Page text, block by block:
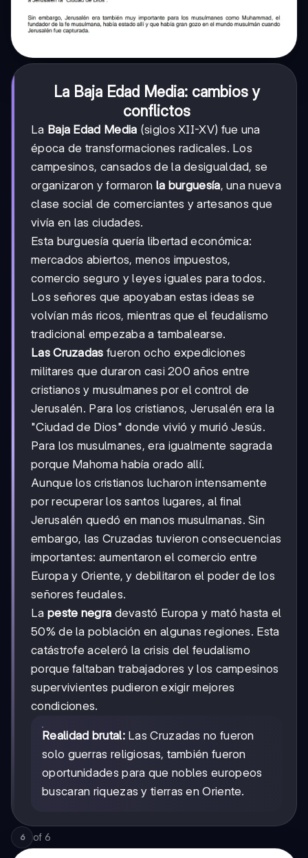
La Baja Edad Media: cambios y
conflictos
La Baja Edad Media (siglos XII-XV) fue una
época de transformaciones radicales. Los
campesinos, cansados de la desigualdad, se
organizaron y formaron la burguesía, una nueva
clase social de comerciantes y artesanos que
vivía en las ciudades.
Esta burguesía quería libertad económica:
mercados abiertos, menos impuestos,
comercio seguro y leyes iguales para todos.
Los señores que apoyaban estas ideas se
volvían más ricos, mientras que el feudalismo
tradicional empezaba a tambalearse.
Las Cruzadas fueron ocho expediciones
militares que duraron casi 200 años entre
cristianos y musulmanes por el control de
Jerusalén. Para los cristianos, Jerusalén era la
"Ciudad de Dios" donde vivió y murió Jesús.
Para los musulmanes, era igualmente sagrada
porque Mahoma había orado allí.
Aunque los cristianos lucharon intensamente
por recuperar los santos lugares, al final
Jerusalén quedó en manos musulmanas. Sin
embargo, las Cruzadas tuvieron consecuencias
importantes: aumentaron el comercio entre
Europa y Oriente, y debilitaron el poder de los
señores feudales.
La peste negra devastó Europa y mató hasta el
50% de la población en algunas regiones. Esta
catástrofe aceleró la crisis del feudalismo
porque faltaban trabajadores y los campesinos
supervivientes pudieron exigir mejores
condiciones.
Realidad brutal:Las Cruzadas no fueron
solo guerras religiosas, también fueron
oportunidades para que nobles europeos
buscaran riquezas y tierras en Oriente.
6 of 6